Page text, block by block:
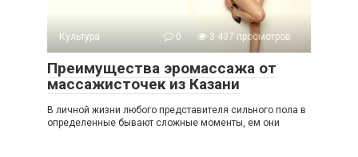
Культура 0 3 437 просмотров
Преимущества эромассажа от
массажисточек из Казани
В личной жизни любого представителя сильного пола в
определенные бывают сложные моменты, ем они